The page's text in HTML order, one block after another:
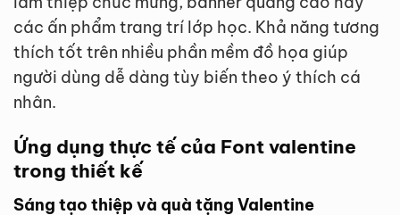
các ấn phẩm trang trí lớp học. Khả năng tương
thích tốt trên nhiều phần mềm đồ họa giúp
người dùng dễ dàng tùy biến theo ý thích cá
nhân.
Ứng dụng thực tế của Font valentine
trong thiết kế
Sáng tạo thiệp và quà tặng Valentine